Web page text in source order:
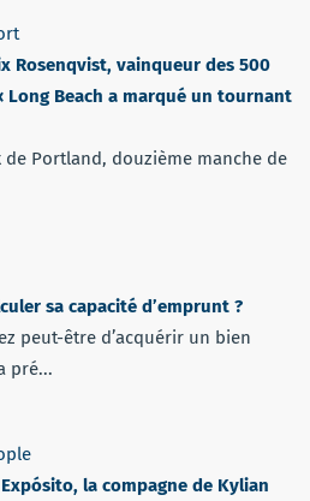
Rosenqvist, vainqueur des 500
Long Beach a marqué un tournant
de Portland, douzième manche de
sa capacité d’emprunt ?
peut-être d’acquérir un bien
pré...
la compagne de Kylian